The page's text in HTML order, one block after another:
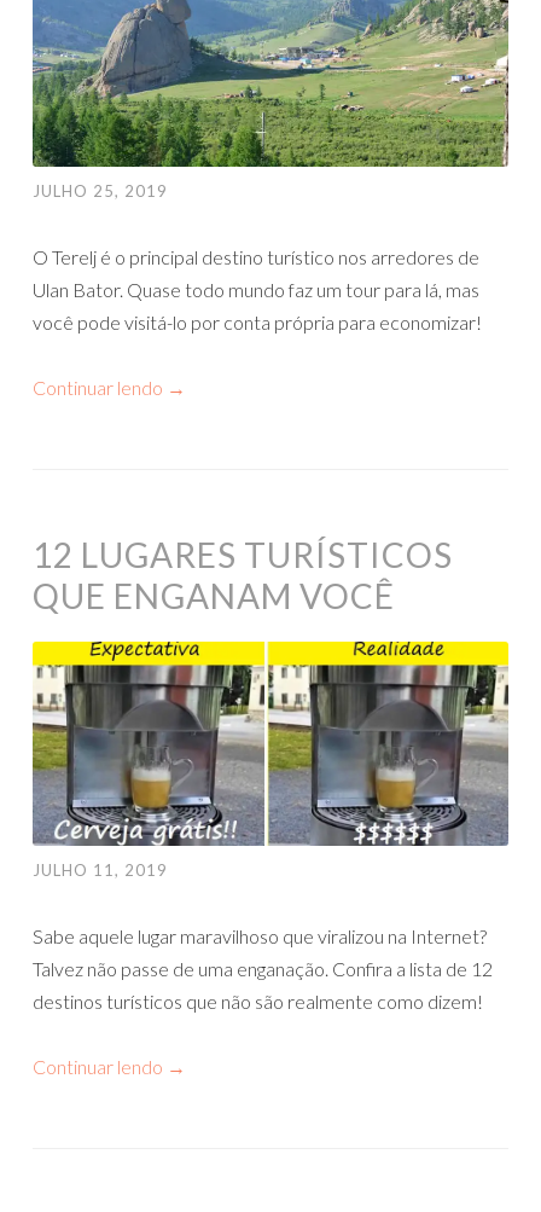
JULHO 25, 2019
O Terelj é o principal destino turístico nos arredores de
Ulan Bator. Quase todo mundo faz um tour para lá, mas
você pode visitá-lo por conta própria para economizar!
Continuar lendo →
12 LUGARES TURÍSTICOS
QUE ENGANAM VOCÊ
JULHO 11, 2019
Sabe aquele lugar maravilhoso que viralizou na Internet?
Talvez não passe de uma enganação. Confira a lista de 12
destinos turísticos que não são realmente como dizem!
Continuar lendo →